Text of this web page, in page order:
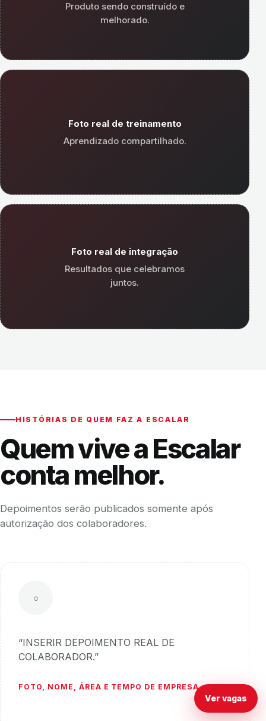
Produto sendo construído e
melhorado.
Foto real de treinamento
Aprendizado compartilhado.
Foto real de integração
Resultados que celebramos
juntos.
HISTÓRIAS DE QUEM FAZ A ESCALAR
Quem vive a Escalar
conta melhor.
Depoimentos serão publicados somente após
autorização dos colaboradores.
○
“INSERIR DEPOIMENTO REAL DE
COLABORADOR.”
FOTO, NOME, ÁREA E TEMPO DE EMPRESA
Ver vagas